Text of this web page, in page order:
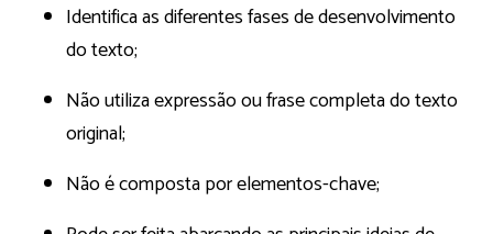
Identifica as diferentes fases de desenvolvimento
do texto;
Não utiliza expressão ou frase completa do texto
original;
Não é composta por elementos-chave;